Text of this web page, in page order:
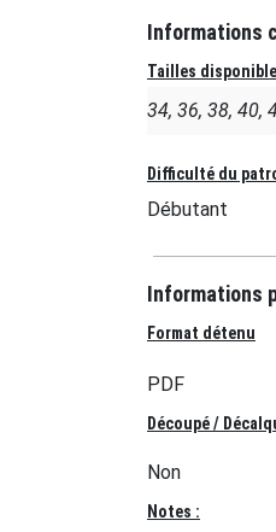
Informations
Tailles
34, 36, 38, 40,
Difficulté du
Débutant
Informations
Format détenu
PDF
Découpé /
Non
Notes :